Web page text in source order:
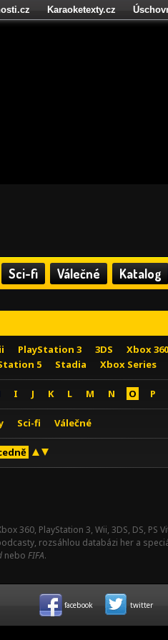
Sci-fi Válečné Katalog
PlayStation 3 3DS Xbox 360
5 Stadia Xbox Series
I J K L M N O P
Sci-fi Válečné
360, PlayStation 3, Wii, 3DS, DS,
rozsáhlou databázi her a
nebo FIFA.
Karaoketexty.cz
facebook twitter